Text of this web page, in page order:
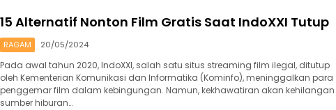
15 Alternatif Nonton Film Gratis Saat IndoXXI Tutup
RAGAM 20/05/2024
Pada awal tahun 2020, IndoXXI, salah satu situs streaming film ilegal, ditutup
oleh Kementerian Komunikasi dan Informatika (Kominfo), meninggalkan para
penggemar film dalam kebingungan. Namun, kekhawatiran akan kehilangan
sumber hiburan…